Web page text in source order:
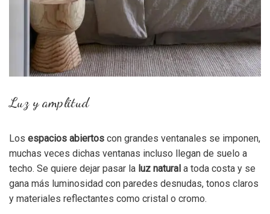
Luz y amplitud
Los espacios abiertos con grandes ventanales se imponen,
muchas veces dichas ventanas incluso llegan de suelo a
techo. Se quiere dejar pasar la luz natural a toda costa y se
gana más luminosidad con paredes desnudas, tonos claros
y materiales reflectantes como cristal o cromo.